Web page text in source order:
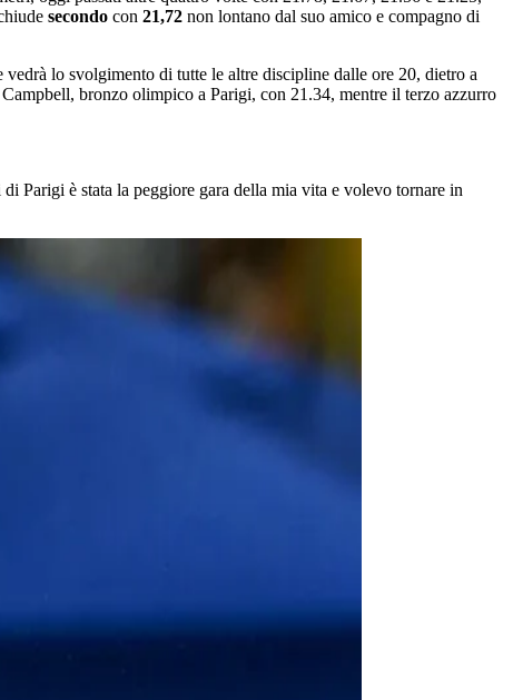
secondo con 21,72 non lontano dal suo amico e compagno di
lo svolgimento di tutte le altre discipline dalle ore 20, dietro a
bronzo olimpico a Parigi, con 21.34, mentre il terzo azzurro
Parigi è stata la peggiore gara della mia vita e volevo tornare in